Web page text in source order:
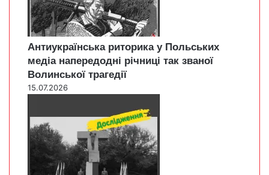
Антиукраїнська риторика у Польських
медіа напередодні річниці так званої
Волинської трагедії
15.07.2026